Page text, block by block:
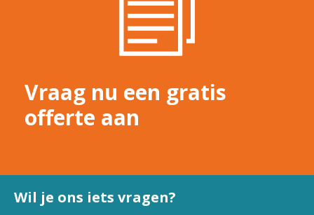
Vraag nu een gratis
offerte aan
Wil je ons iets vragen?